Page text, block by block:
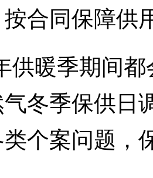
合同保障供
暖季期间都
冬季保供日
个案问题，